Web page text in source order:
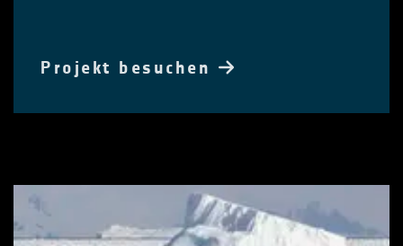
Projekt besuchen